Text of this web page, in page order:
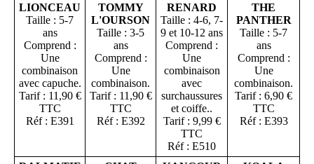
LIONCEAU
Taille : 5-7
ans
Comprend :
Une
combinaison
avec capuche.
Tarif : 11,90 €
TTC
Réf : E391
TOMMY
L'OURSON
Taille : 3-5
ans
Comprend :
Une
combinaison.
Tarif : 11,90 €
TTC
Réf : E392
RENARD
Taille : 4-6, 7-
9 et 10-12 ans
Comprend :
Une
combinaison
avec
surchaussures
et coiffe..
Tarif : 9,99 €
TTC
Réf : E510
THE
PANTHER
Taille : 5-7
ans
Comprend :
Une
combinaison.
Tarif : 6,90 €
TTC
Réf : E393